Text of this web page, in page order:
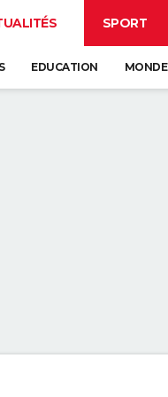
SPORT
EDUCATION MONDE